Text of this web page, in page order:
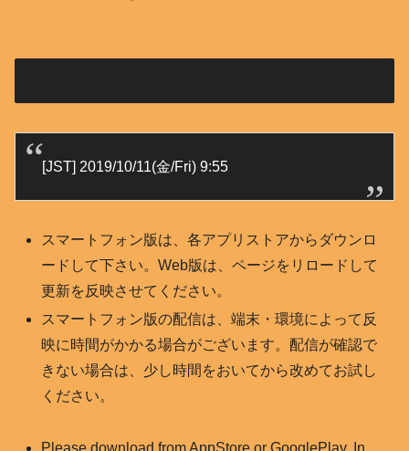
[JST] 2019/10/11(金/Fri) 9:55
スマートフォン版は、各アプリストアからダウンロ
ードして下さい。Web版は、ページをリロードして
更新を反映させてください。
スマートフォン版の配信は、端末・環境によって反
映に時間がかかる場合がございます。配信が確認で
きない場合は、少し時間をおいてから改めてお試し
ください。
Please download from AppStore or GooglePlay. In